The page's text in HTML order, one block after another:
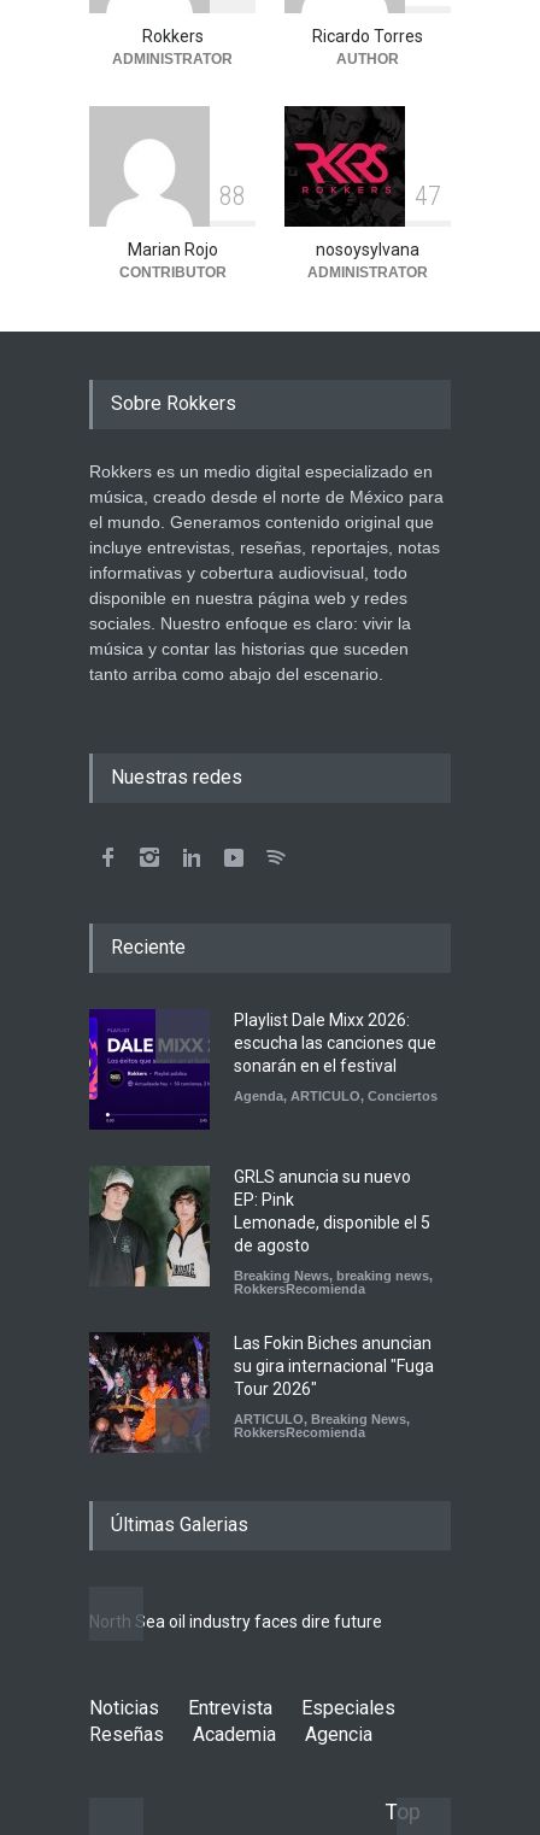
,RokkersRecomienda
TrendingPosts
Rokkers
ADMINISTRATOR
Ricardo Torres
AUTHOR
88
Marian Rojo
CONTRIBUTOR
47
nosoysylvana
ADMINISTRATOR
Sobre Rokkers
Rokkers es un medio digital especializado en
música, creado desde el norte de México para
el mundo. Generamos contenido original que
incluye entrevistas, reseñas, reportajes, notas
informativas y cobertura audiovisual, todo
disponible en nuestra página web y redes
sociales. Nuestro enfoque es claro: vivir la
música y contar las historias que suceden
tanto arriba como abajo del escenario.
Nuestras redes
Reciente
Playlist Dale Mixx 2026:
escucha las canciones que
sonarán en el festival
Agenda, ARTICULO, Conciertos
GRLS anuncia su nuevo
EP: Pink
Lemonade, disponible el 5
de agosto
Breaking News, breaking news,
RokkersRecomienda
Las Fokin Biches anuncian
su gira internacional "Fuga
Tour 2026"
ARTICULO, Breaking News,
RokkersRecomienda
nuevo de Psychedelic Porn
RokkersRecomienda,Sin
categoría
en el Auditorio BB de la
Ciudad de México
Últimas Galerias
North Sea oil industry faces dire future
Noticias Entrevista
Especiales
Reseñas
Academia Agencia
Top